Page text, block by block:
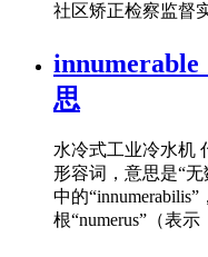
社区矫正检察监督
思
水冷式工业冷水机
形容词，意思是“
中的
根“numerus”（表示